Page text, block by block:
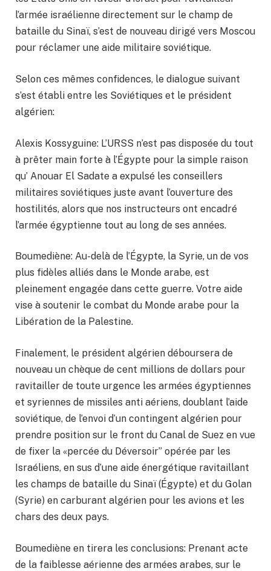
l’armée israélienne directement sur le champ de
bataille du Sinaï, s’est de nouveau dirigé vers Moscou
pour réclamer une aide militaire soviétique.
Selon ces mêmes confidences, le dialogue suivant
s’est établi entre les Soviétiques et le président
algérien:
Alexis Kossyguine: L’URSS n’est pas disposée du tout
à prêter main forte à l’Égypte pour la simple raison
qu’ Anouar El Sadate a expulsé les conseillers
militaires soviétiques juste avant l’ouverture des
hostilités, alors que nos instructeurs ont encadré
l’armée égyptienne tout au long de ses années.
Boumediène: Au-delà de l’Égypte, la Syrie, un de vos
plus fidèles alliés dans le Monde arabe, est
pleinement engagée dans cette guerre. Votre aide
vise à soutenir le combat du Monde arabe pour la
Libération de la Palestine.
Finalement, le président algérien déboursera de
nouveau un chèque de cent millions de dollars pour
ravitailler de toute urgence les armées égyptiennes
et syriennes de missiles anti aériens, doublant l’aide
soviétique, de l’envoi d’un contingent algérien pour
prendre position sur le front du Canal de Suez en vue
de fixer la «percée du Déversoir” opérée par les
Israéliens, en sus d’une aide énergétique ravitaillant
les champs de bataille du Sinaï (Égypte) et du Golan
(Syrie) en carburant algérien pour les avions et les
chars des deux pays.
Boumediène en tirera les conclusions: Prenant acte
de la faiblesse aérienne des armées arabes, sur le